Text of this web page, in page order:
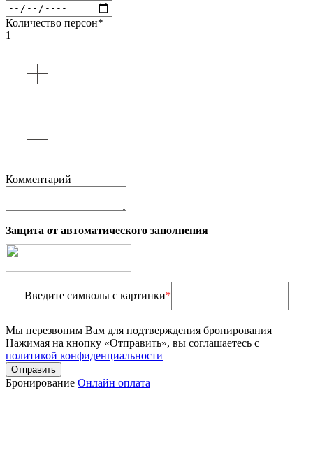
Количество персон*
1
Комментарий
Защита от автоматического заполнения
Введите символы с картинки*
Мы перезвоним Вам для подтверждения бронирования
Нажимая на кнопку «Отправить», вы соглашаетесь с
политикой конфиденциальности
Отправить
Бронирование Онлайн оплата